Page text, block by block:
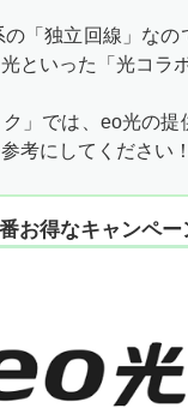
「独立回線」な
といった「光コラ
」では、eo光の
考にしてください！
お得なキャンペー